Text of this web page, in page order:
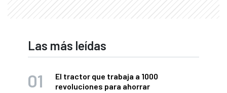
Las más leídas
El tractor que trabaja a 1000
revoluciones para ahorrar